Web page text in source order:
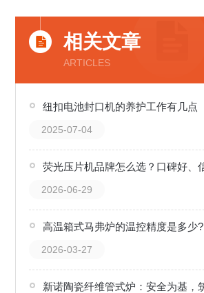
相关文章
ARTICLES
纽扣电池封口机的养护工作有几点
2025-07-04
2026-06-29
高温箱式马弗炉的温控精度是多少?
2026-03-27